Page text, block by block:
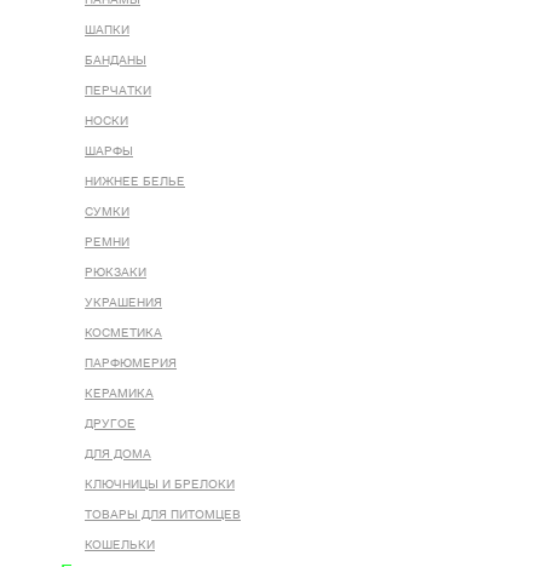
ШАПКИ
БАНДАНЫ
ПЕРЧАТКИ
НОСКИ
ШАРФЫ
НИЖНЕЕ БЕЛЬЕ
СУМКИ
РЕМНИ
РЮКЗАКИ
УКРАШЕНИЯ
КОСМЕТИКА
ПАРФЮМЕРИЯ
КЕРАМИКА
ДРУГОЕ
ДЛЯ ДОМА
КЛЮЧНИЦЫ И БРЕЛОКИ
ТОВАРЫ ДЛЯ ПИТОМЦЕВ
КОШЕЛЬКИ